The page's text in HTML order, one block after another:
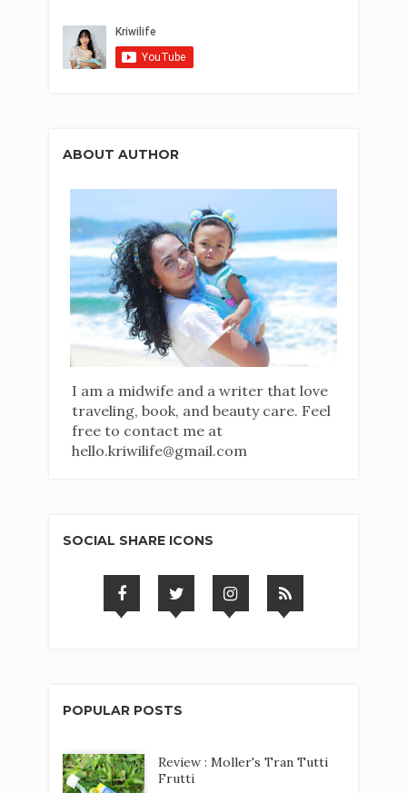
ABOUT AUTHOR
I am a midwife and a writer that love
traveling, book, and beauty care. Feel
free to contact me at
hello.kriwilife@gmail.com
SOCIAL SHARE ICONS
POPULAR POSTS
Review : Moller's Tran Tutti
Frutti